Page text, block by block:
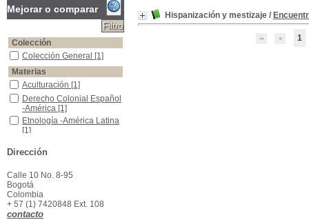
Hispanización y mestizaje /
1
Mejorar o comparar
Colección
Colección General
Colección General [1]
Materias
Aculturación
Aculturación [1]
Derecho Colonial Español -América
Derecho Colonial Español
-América [1]
Etnología -América Latina
Etnología -América Latina
[1]
[1]
Dirección
Calle 10 No. 8-95
Bogotá
Colombia
+ 57 (1) 7420848 Ext. 108
contacto